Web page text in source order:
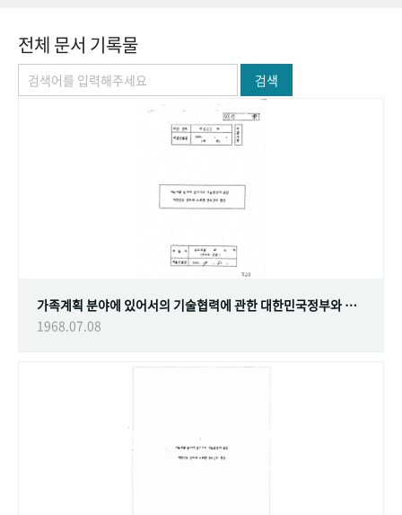
전체 문서 기록물
검색
가족계획 분야에 있어서의 기술협력에 관한 대한민국정부와 스웨덴 정부간의 협정
1968.07.08